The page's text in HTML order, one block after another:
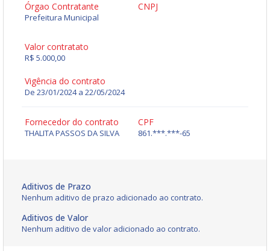
Órgao Contratante
Prefeitura Municipal
CNPJ
Valor contratato
R$ 5.000,00
Vigência do contrato
De 23/01/2024 a 22/05/2024
Fornecedor do contrato
THALITA PASSOS DA SILVA
CPF
861.***.***-65
Aditivos de Prazo
Nenhum aditivo de prazo adicionado ao contrato.
Aditivos de Valor
Nenhum aditivo de valor adicionado ao contrato.